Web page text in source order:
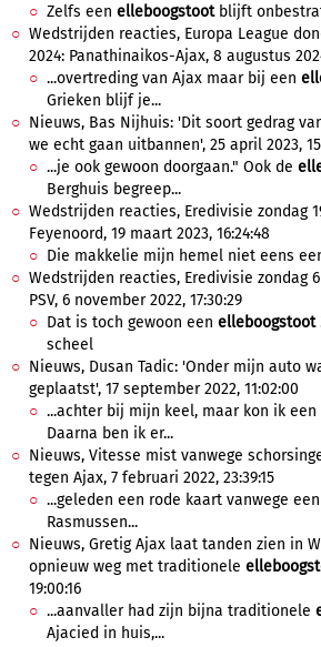
Zelfs een elleboogstootblijft
Wedstrijden reacties, Europa League
2024: Panathinaikos-Ajax, 8 augustus
...overtreding van Ajax maar bij een
Grieken blijf je...
Nieuws, Bas Nijhuis: 'Dit soort gedrag
we echt gaan uitbannen', 25 april 2023,
...je ook gewoon doorgaan." Ook de
Berghuis begreep...
Wedstrijden reacties, Eredivisie zondag
Feyenoord, 19 maart 2023, 16:24:48
Die makkelie mijn hemel niet eens
Wedstrijden reacties, Eredivisie zondag
PSV, 6 november 2022, 17:30:29
Dat is toch gewoon een elleboogstoot
scheel
Nieuws, Dusan Tadic: 'Onder mijn auto
geplaatst', 17 september 2022, 11:02:00
...achter bij mijn keel, maar kon ik een
Daarna ben ik er...
Nieuws, Vitesse mist vanwege
tegen Ajax, 7 februari 2022, 23:39:15
...geleden een rode kaart vanwege een
Rasmussen...
Nieuws, Gretig Ajax laat tanden zien in
opnieuw weg met traditionele
19:00:16
...aanvaller had zijn bijna traditionele
Ajacied in huis,...